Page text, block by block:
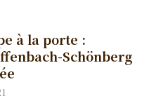
à la porte :
Schönberg